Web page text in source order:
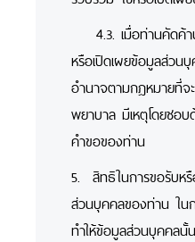
4.3. เมื่อท่านคัดค้า
หรือเปิดเผยข้อมูลส่วน
อำนาจตามกฎหมายที่จ
พยาบาล มีเหตุโดยชอบ
คำขอของท่าน
5. สิทธิในการขอรับหรื
ส่วนบุคคลของท่าน ใน
ทำให้ข้อมูลส่วนบุคคลนั้